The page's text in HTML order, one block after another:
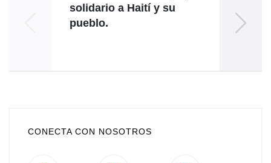
solidario a Haití y su
pueblo.
CONECTA CON NOSOTROS